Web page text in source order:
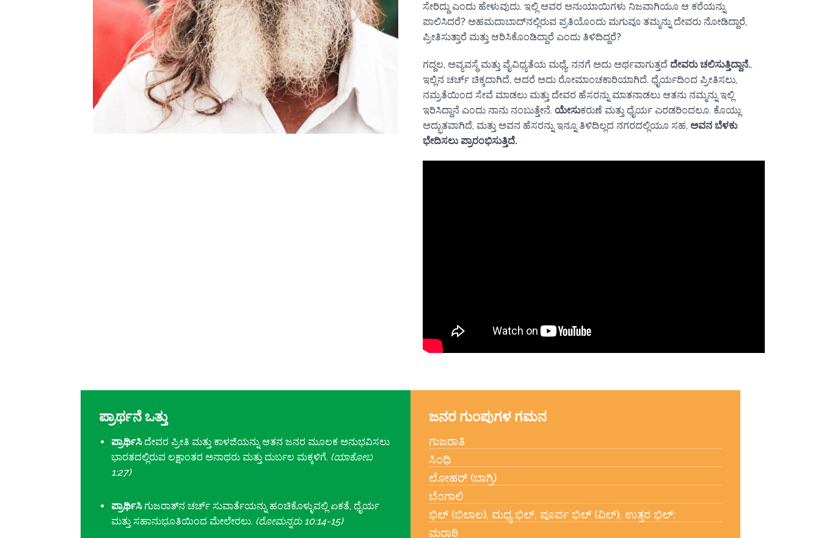
ಸೇರಿದ್ದು ಎಂದು ಹೇಳುವುದು. ಇಲ್ಲಿ ಅವರ ಅನುಯಾಯಿಗಳು ನಿಜವಾಗಿಯೂ ಆ ಕರೆಯನ್ನು
ಪಾಲಿಸಿದರೆ? ಅಹಮದಾಬಾದ್‌ನಲ್ಲಿರುವ ಪ್ರತಿಯೊಂದು ಮಗುವೂ ತಮ್ಮನ್ನು ದೇವರು ನೋಡಿದ್ದಾರೆ,
ಪ್ರೀತಿಸುತ್ತಾರೆ ಮತ್ತು ಆರಿಸಿಕೊಂಡಿದ್ದಾರೆ ಎಂದು ತಿಳಿದಿದ್ದರೆ?
ಗದ್ದಲ, ಅವ್ಯವಸ್ಥೆ ಮತ್ತು ವೈವಿಧ್ಯತೆಯ ಮಧ್ಯೆ, ನನಗೆ ಅದು ಅರ್ಥವಾಗುತ್ತದೆ ದೇವರು ಚಲಿಸುತ್ತಿದ್ದಾನೆ..
ಇಲ್ಲಿನ ಚರ್ಚ್ ಚಿಕ್ಕದಾಗಿದೆ, ಆದರೆ ಅದು ರೋಮಾಂಚಕಾರಿಯಾಗಿದೆ. ಧೈರ್ಯದಿಂದ ಪ್ರೀತಿಸಲು,
ನಮ್ರತೆಯಿಂದ ಸೇವೆ ಮಾಡಲು ಮತ್ತು ದೇವರ ಹೆಸರನ್ನು ಮಾತನಾಡಲು ಆತನು ನಮ್ಮನ್ನು ಇಲ್ಲಿ
ಇರಿಸಿದ್ದಾನೆ ಎಂದು ನಾನು ನಂಬುತ್ತೇನೆ. ಯೇಸುಕರುಣೆ ಮತ್ತು ಧೈರ್ಯ ಎರಡರಿಂದಲೂ. ಕೊಯ್ಲು
ಅದ್ಭುತವಾಗಿದೆ, ಮತ್ತು ಅವನ ಹೆಸರನ್ನು ಇನ್ನೂ ತಿಳಿದಿಲ್ಲದ ನಗರದಲ್ಲಿಯೂ ಸಹ, ಅವನ ಬೆಳಕು
ಭೇದಿಸಲು ಪ್ರಾರಂಭಿಸುತ್ತಿದೆ.
ಪ್ರಾರ್ಥನೆ ಒತ್ತು
ಪ್ರಾರ್ಥಿಸಿದೇವರ ಪ್ರೀತಿ ಮತ್ತು ಕಾಳಜಿಯನ್ನು ಆತನ ಜನರ ಮೂಲಕ ಅನುಭವಿಸಲು
ಭಾರತದಲ್ಲಿರುವ ಲಕ್ಷಾಂತರ ಅನಾಥರು ಮತ್ತು ದುರ್ಬಲ ಮಕ್ಕಳಿಗೆ. (ಯಾಕೋಬ
1:27)
ಪ್ರಾರ್ಥಿಸಿಗುಜರಾತ್‌ನ ಚರ್ಚ್ ಸುವಾರ್ತೆಯನ್ನು ಹಂಚಿಕೊಳ್ಳುವಲ್ಲಿ ಏಕತೆ, ಧೈರ್ಯ
ಮತ್ತು ಸಹಾನುಭೂತಿಯಿಂದ ಮೇಲೇರಲು. (ರೋಮನ್ನರು 10:14-15)
ಜನರ ಗುಂಪುಗಳ ಗಮನ
ಗುಜರಾತಿ
ಸಿಂಧಿ
ಲೋಹರ್ (ಬಾಗ್ರಿ)
ಬೆಂಗಾಲಿ
ಭಿಲ್ (ಭಿಲಾಲ), ಮಧ್ಯ ಭಿಲ್, ಪೂರ್ವ ಭಿಲ್ (ವಿಲ್), ಉತ್ತರ ಭಿಲ್:
ಮರಾಠಿ